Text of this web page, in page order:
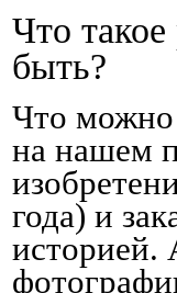
Что
быть?
Что можно
на нашем
года) и
историей.